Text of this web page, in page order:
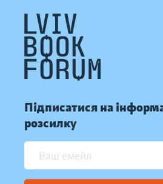
Підписатися на
розсилку